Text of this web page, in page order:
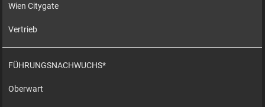
Wien Citygate
Vertrieb
FÜHRUNGSNACHWUCHS*
Oberwart